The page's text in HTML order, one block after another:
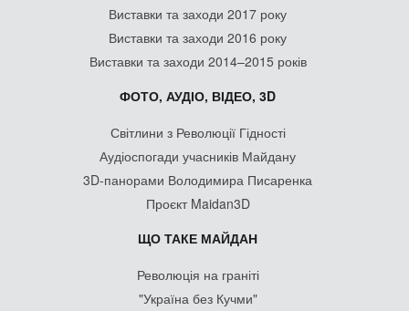
Виставки та заходи 2017 року
Виставки та заходи 2016 року
Виставки та заходи 2014–2015 років
ФОТО, АУДІО, ВІДЕО, 3D
Світлини з Революції Гідності
Аудіоспогади учасників Майдану
3D-панорами Володимира Писаренка
Проєкт Maidan3D
ЩО ТАКЕ МАЙДАН
Революція на граніті
"Україна без Кучми"